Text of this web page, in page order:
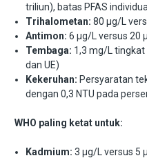
triliun), batas PFAS
Trihalometan: 80 μg/L
Antimon: 6 μg/L versus 20
Tembaga: 1,3 mg/L tingkat
dan UE)
Kekeruhan: Persyaratan
dengan 0,3 NTU pada
WHO paling ketat untuk:
Kadmium: 3 μg/L versus 5